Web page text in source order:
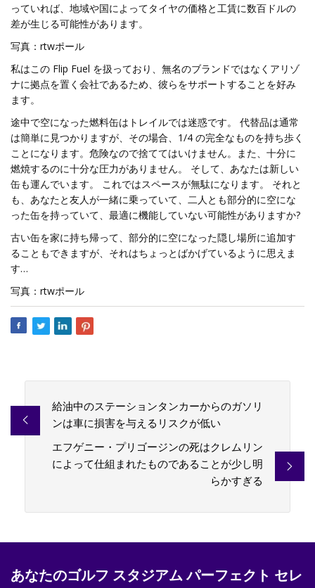
っていれば、地域や国によってタイヤの価格と工賃に数百ドルの
差が生じる可能性があります。
写真：rtwポール
私はこの Flip Fuel を扱っており、無名のブランドではなくアリゾ
ナに拠点を置く会社であるため、彼らをサポートすることを好み
ます。
途中で空になった燃料缶はトレイルでは迷惑です。 代替品は通常
は簡単に見つかりますが、その場合、1/4 の完全なものを持ち歩く
ことになります。危険なので捨ててはいけません。また、十分に
燃焼するのに十分な圧力がありません。 そして、あなたは新しい
缶も運んでいます。 これではスペースが無駄になります。 それと
も、あなたと友人が一緒に乗っていて、二人とも部分的に空にな
った缶を持っていて、最適に機能していない可能性がありますか?
古い缶を家に持ち帰って、部分的に空になった隠し場所に追加す
ることもできますが、それはちょっとばかげているように思えま
す…
写真：rtwポール
給油中のステーションタンカーからのガソリ
ンは車に損害を与えるリスクが低い
エフゲニー・プリゴージンの死はクレムリン
によって仕組まれたものであることが少し明
らかすぎる
あなたのゴルフ スタジアム パーフェクト セレ